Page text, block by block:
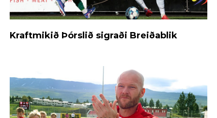
Kraftmikið Þórslið sigraði Breiðablik